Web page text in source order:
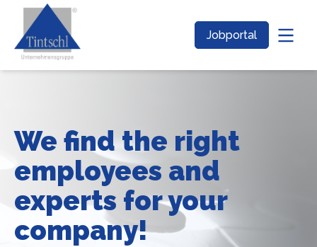
Jobportal
We find the right
employees and
experts for your
company!